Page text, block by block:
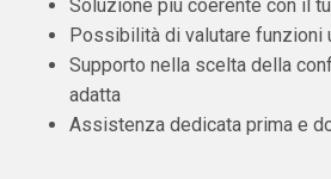
Soluzione più coerente con il
Possibilità di valutare funzioni
Supporto nella scelta della
adatta
Assistenza dedicata prima e